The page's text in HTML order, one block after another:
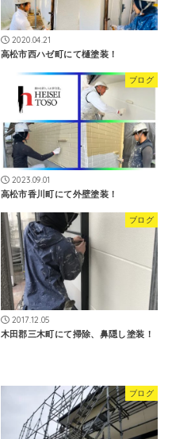
2020.04.21
高松市西ハゼ町にて樋塗装！
ブログ
2023.09.01
高松市香川町にて外壁塗装！
ブログ
2017.12.05
木田郡三木町にて掃除、鼻隠し塗装！
ブログ